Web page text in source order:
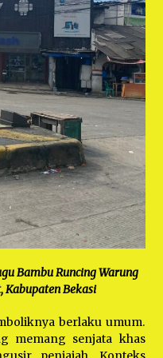
Bambu Runcing Warung
Kabupaten Bekasi
berlaku umum.
memang senjata khas